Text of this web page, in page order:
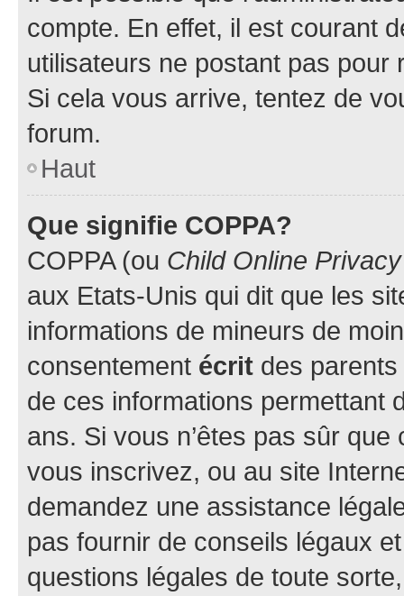
compte. En effet, il est courant
utilisateurs ne postant pas pour
Si cela vous arrive, tentez de
forum.
Haut
Que signifie COPPA?
COPPA (ou Child Online
aux Etats-Unis qui dit que les
informations de mineurs de
consentement écrit des parents
de ces informations permettant
ans. Si vous n’êtes pas sûr
vous inscrivez, ou au site
demandez une assistance
pas fournir de conseils légaux
questions légales de toute